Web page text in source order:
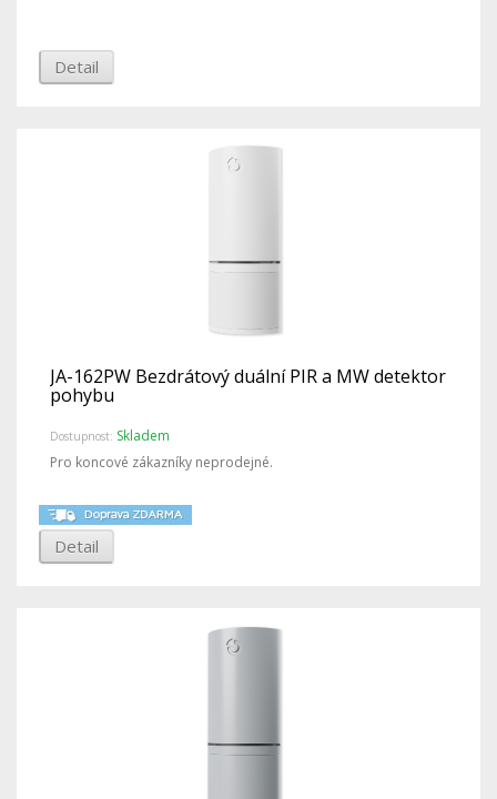
Detail
JA-162PW Bezdrátový duální PIR a MW detektor
pohybu
Dostupnost: Skladem
Pro koncové zákazníky neprodejné.
Detail